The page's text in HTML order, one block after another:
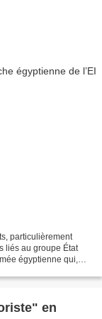
particulièrement
liés au groupe État
égyptienne qui,
en